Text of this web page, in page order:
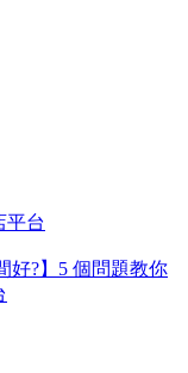
平台
好?】5 個問題教你